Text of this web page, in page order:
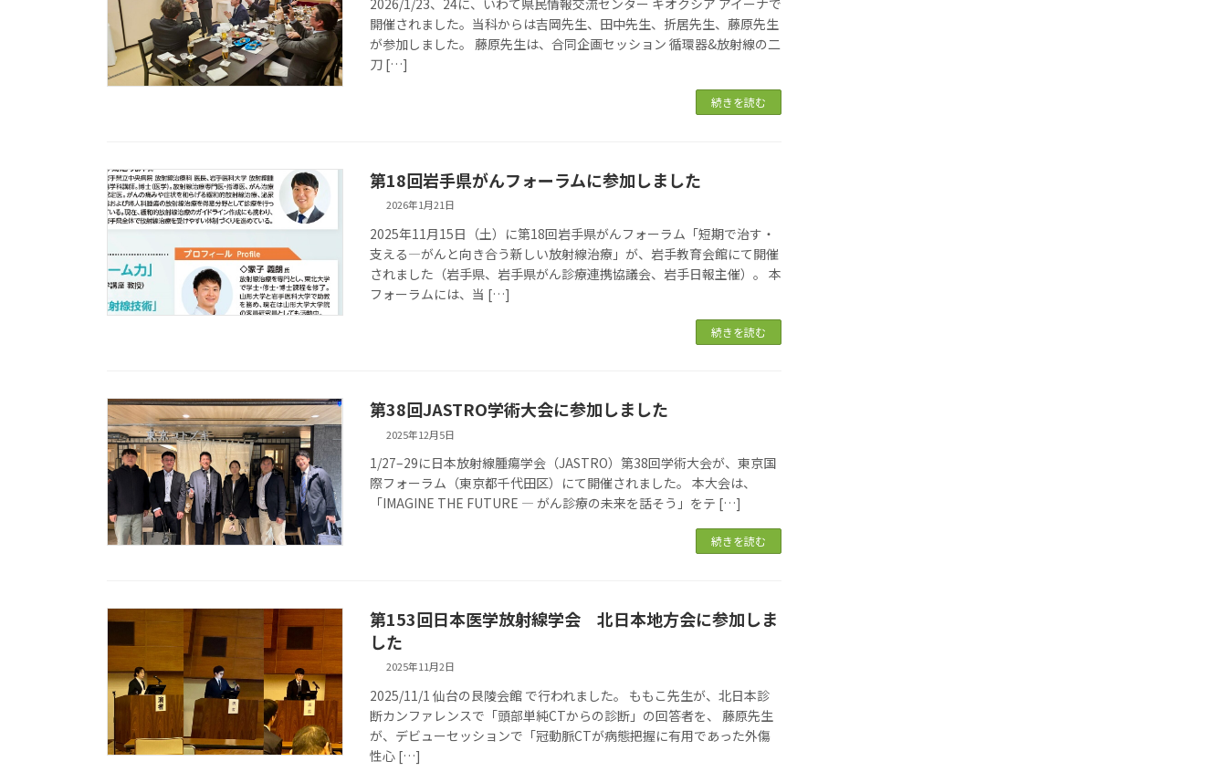
開催されました。当科からは吉岡先生、田中先生、折居先生、藤原先生
が参加しました。 藤原先生は、合同企画セッション 循環器&放射線の二
刀 […]
続きを読む
第18回岩手県がんフォーラムに参加しました
2026年1月21日
2025年11月15日（土）に第18回岩手県がんフォーラム「短期で治す・
支える―がんと向き合う新しい放射線治療」が、岩手教育会館にて開催
されました（岩手県、岩手県がん診療連携協議会、岩手日報主催）。 本
フォーラムには、当 […]
続きを読む
第38回JASTRO学術大会に参加しました
2025年12月5日
1/27–29に日本放射線腫瘍学会（JASTRO）第38回学術大会が、東京国
際フォーラム（東京都千代田区）にて開催されました。 本大会は、
「IMAGINE THE FUTURE ― がん診療の未来を話そう」をテ […]
続きを読む
第153回日本医学放射線学会 北日本地方会に参加しま
した
2025年11月2日
2025/11/1 仙台の艮陵会館 で行われました。 ももこ先生が、北日本診
断カンファレンスで「頭部単純CTからの診断」の回答者を、 藤原先生
が、デビューセッションで「冠動脈CTが病態把握に有用であった外傷
性心 […]